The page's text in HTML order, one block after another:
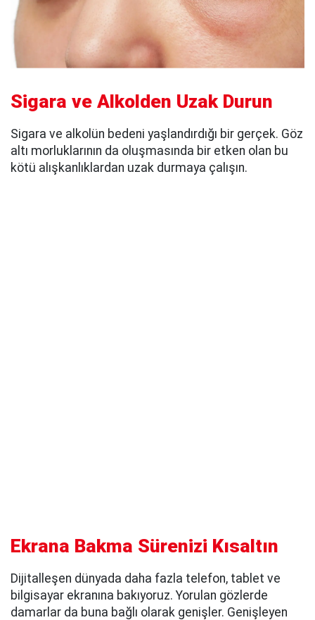
Sigara ve Alkolden Uzak Durun
Sigara ve alkolün bedeni yaşlandırdığı bir gerçek. Göz
altı morluklarının da oluşmasında bir etken olan bu
kötü alışkanlıklardan uzak durmaya çalışın.
Ekrana Bakma Sürenizi Kısaltın
Dijitalleşen dünyada daha fazla telefon, tablet ve
bilgisayar ekranına bakıyoruz. Yorulan gözlerde
damarlar da buna bağlı olarak genişler. Genişleyen